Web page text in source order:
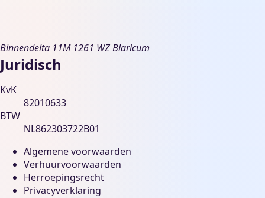
Binnendelta 11M 1261 WZ Blaricum
Juridisch
KvK
82010633
BTW
NL862303722B01
Algemene voorwaarden
Verhuurvoorwaarden
Herroepingsrecht
Privacyverklaring